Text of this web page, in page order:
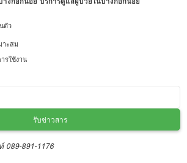
ตัว
าะสม
รใช้งาน
รับข่าวสาร
089-891-1176